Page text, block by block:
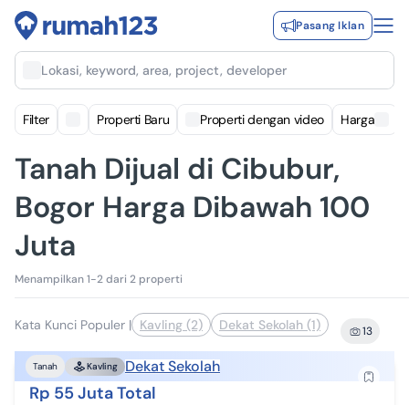
Pasang Iklan
Lokasi, keyword, area, project, developer
Filter Properti Baru Properti dengan video Harga
Tanah Dijual di Cibubur,
Bogor Harga Dibawah 100
Juta
Menampilkan 1-2 dari 2 properti
Kata Kunci Populer | Kavling (2) Dekat Sekolah (1) 13
Tanah Kavling Dekat Sekolah
Rp 55 Juta Total